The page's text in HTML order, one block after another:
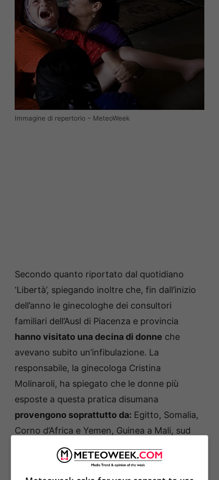
Immagine di repertorio – MeteoWeek
Secondo quanto riportato dal quotidiano
‘Libertà’, spiegando inoltre che, fin dall’inizio
dell’anno le ginecologhe dei consultori
familiari dell’Ausl di Piacenza e provincia
hanno visitato una decina di donne che
avevano subito un’infibulazione. La
responsabile, la ginecologa Cristina
Molinaroli, ha spiegato che le donne più
esposte a questa pratica disumana
provengono soprattutto da: Egitto, Somalia,
Corno d’Africa e Yemen, Guinea a Mali, sud
est asiatico e ultimamente Nigeria.